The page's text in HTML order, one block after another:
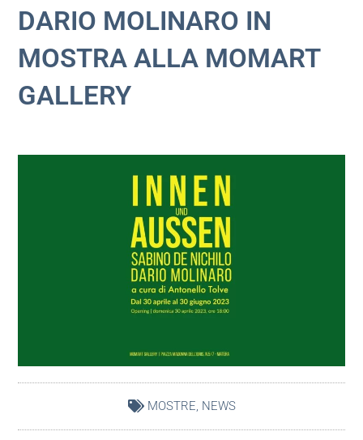
DARIO MOLINARO IN
MOSTRA ALLA MOMART
GALLERY
MOSTRE, NEWS